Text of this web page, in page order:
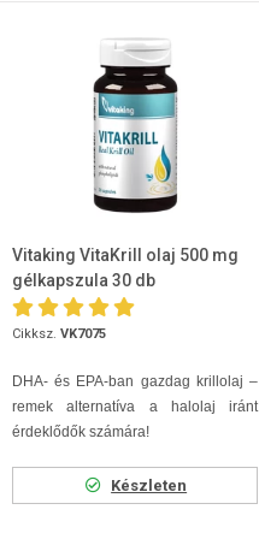
Vitaking VitaKrill olaj 500 mg
gélkapszula 30 db
Cikksz. VK7075
DHA- és EPA-ban gazdag krillolaj –
remek alternatíva a halolaj iránt
érdeklődők számára!
Készleten